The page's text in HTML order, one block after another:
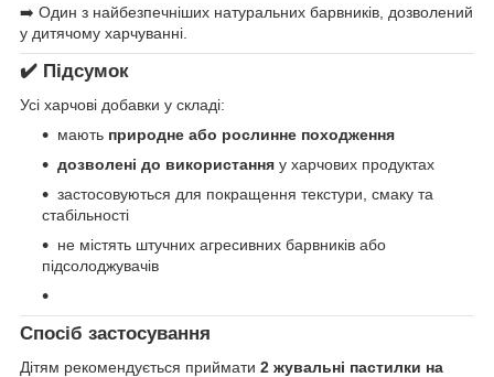
➡️ Один з найбезпечніших натуральних барвників, дозволений
у дитячому харчуванні.
✔️ Підсумок
Усі харчові добавки у складі:
мають природне або рослинне походження
дозволені до використання у харчових продуктах
застосовуються для покращення текстури, смаку та
стабільності
не містять штучних агресивних барвників або
підсолоджувачів
Спосіб застосування
Дітям рекомендується приймати 2 жувальні пастилки на